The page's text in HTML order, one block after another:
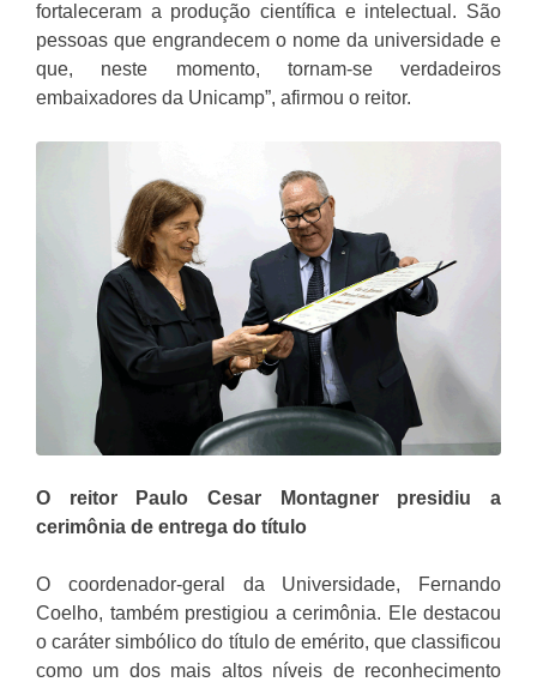
fortaleceram a produção científica e intelectual. São
pessoas que engrandecem o nome da universidade e
que, neste momento, tornam-se verdadeiros
embaixadores da Unicamp”, afirmou o reitor.
O reitor Paulo Cesar Montagner presidiu a
cerimônia de entrega do título
O coordenador-geral da Universidade, Fernando
Coelho, também prestigiou a cerimônia. Ele destacou
o caráter simbólico do título de emérito, que classificou
como um dos mais altos níveis de reconhecimento